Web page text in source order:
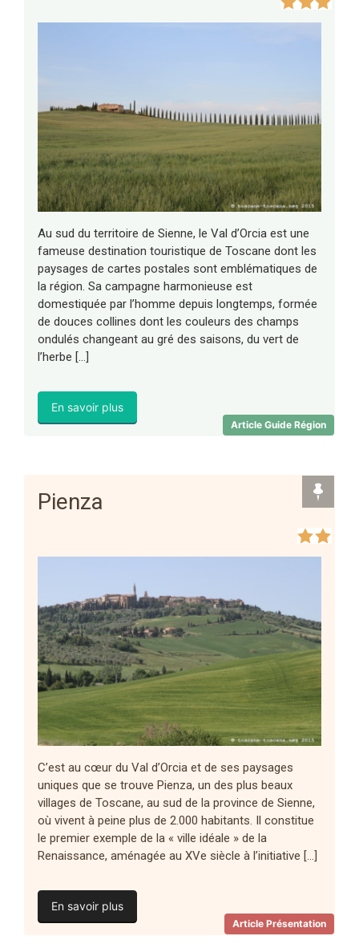
Article Guide Région
Au sud du territoire de Sienne, le Val d’Orcia est une
fameuse destination touristique de Toscane dont les
paysages de cartes postales sont emblématiques de
la région. Sa campagne harmonieuse est
domestiquée par l’homme depuis longtemps, formée
de douces collines dont les couleurs des champs
ondulés changeant au gré des saisons, du vert de
l’herbe […]
En savoir plus
Article Présentation
Pienza
C’est au cœur du Val d’Orcia et de ses paysages
uniques que se trouve Pienza, un des plus beaux
villages de Toscane, au sud de la province de Sienne,
où vivent à peine plus de 2.000 habitants. Il constitue
le premier exemple de la « ville idéale » de la
Renaissance, aménagée au XVe siècle à l’initiative […]
En savoir plus